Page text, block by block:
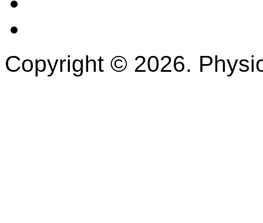
Copyright © 2026.